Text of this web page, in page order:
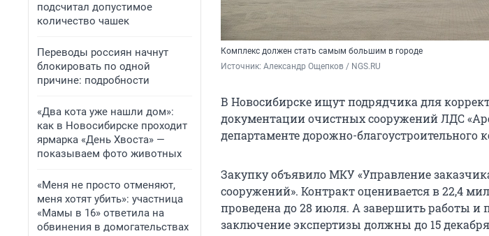
подсчитал допустимое
количество чашек
Переводы россиян начнут
блокировать по одной
причине: подробности
«Два кота уже нашли дом»:
как в Новосибирске проходит
ярмарка «День Хвоста» —
показываем фото животных
«Меня не просто отменяют,
меня хотят убить»: участница
«Мамы в 16» ответила на
обвинения в домогательствах
Комплекс должен стать самым большим в городе
Источник: Александр Ощепков / NGS.RU
В Новосибирске ищут подрядчика для
документации очистных сооружений ЛДС
департаменте дорожно-благоустроительного
Закупку объявило МКУ «Управление
сооружений». Контракт оценивается в 22,4
проведена до 28 июля. А завершить работы и
заключение экспертизы должны до 15 декабря